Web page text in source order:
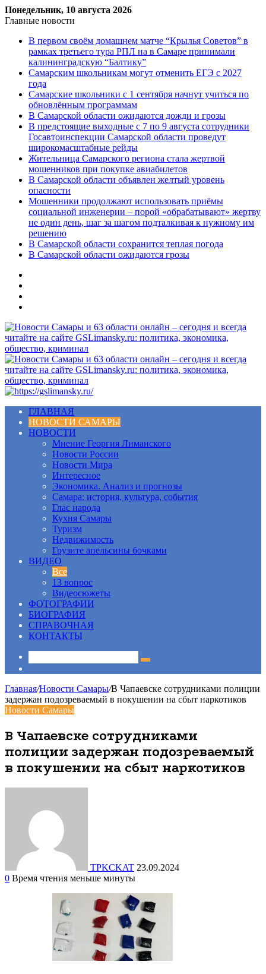
Понедельник, 10 августа 2026
Главные новости
В первом своём домашнем матче “Крылья Советов” в
рамках третьего тура РПЛ на в Самаре принимали
калининградскую “Балтику”
Самарским школьникам могут отменить ЕГЭ с 2027
года
Самарские школьники с 1 сентября начнут учиться по
обновлённым программам
В Самарской области ожидаются дожди и грозы
В предстоящие выходные с 7 по 9 августа сотрудники
Госавтоинспекции Самарской области проведут
широкомасштабные рейды
Жительница Самарского региона стала жертвой
мошенников при покупке авиабилетов
В Самарской области объявлен желтый уровень
опасности
Мошенники продолжают использовать приёмы
социальной инженерии – порой «обрабатывают» жертву
не один день, шаг за шагом подталкивая к нужному им
решению
В Самарской области сохранится теплая погода
В Самарской области ожидаются грозы
Меню
ГЛАВНАЯ
НОВОСТИ САМАРЫ
НОВОСТИ
Мнение Георгия Лиманского
Новости России
Новости Мира
Интересное
Экономика. Анализ и прогнозы
Самара: история, культура, события
Глас народа
Кухня Самары
Туризм
Недвижимость
Грузите апельсины бочками
ВИДЕО
Все
13 вопрос
Видеосюжеты
ФОТОГРАФИИ
БИОГРАФИЯ
СПРАВОЧНАЯ
КОНТАКТЫ
Главная/Новости Самары/В Чапаевске сотрудниками полиции
задержан подозреваемый в покушении на сбыт наркотиков
Новости Самары
В Чапаевске сотрудниками
полиции задержан подозреваемый
в покушении на сбыт наркотиков
TPKCKAT 23.09.2024
0 Время чтения меньше минуты